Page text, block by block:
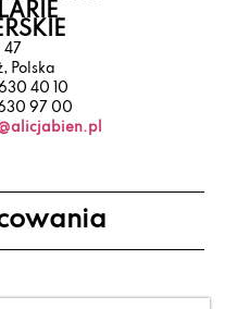
47
Polska
40 10
97 00